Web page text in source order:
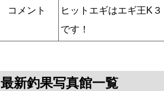
コメント
ヒットエギはエギ王K
です！
最新釣果写真館一覧